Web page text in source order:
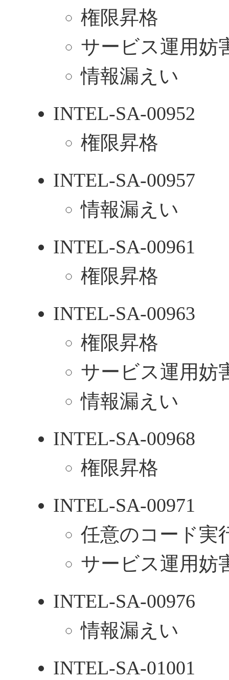
権限昇格
サービス運用妨
情報漏えい
INTEL-SA-00952
権限昇格
INTEL-SA-00957
情報漏えい
INTEL-SA-00961
権限昇格
INTEL-SA-00963
権限昇格
サービス運用妨
情報漏えい
INTEL-SA-00968
権限昇格
INTEL-SA-00971
任意のコード実
サービス運用妨
INTEL-SA-00976
情報漏えい
INTEL-SA-01001